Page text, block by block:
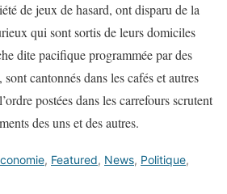
de jeux de hasard, ont disparu de la
qui sont sortis de leurs domiciles
dite pacifique programmée par des
cantonnés dans les cafés et autres
postées dans les carrefours scrutent
des uns et des autres.
, Featured, News, Politique,